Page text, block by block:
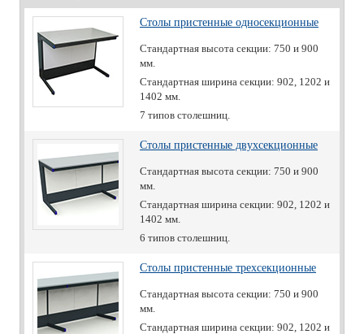
Столы пристенные односекционные
Стандартная высота секции: 750 и 900
мм.
Стандартная ширина секции: 902, 1202 и
1402 мм.
7 типов столешниц.
Столы пристенные двухсекционные
Стандартная высота секции: 750 и 900
мм.
Стандартная ширина секции: 902, 1202 и
1402 мм.
6 типов столешниц.
Столы пристенные трехсекционные
Стандартная высота секции: 750 и 900
мм.
Стандартная ширина секции: 902, 1202 и